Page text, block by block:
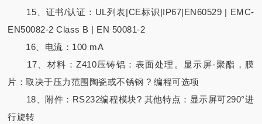
15、证书/认证：UL列表|CE标识|IP67|EN60529 | EMC-
EN50082-2 Class B | EN 50081-2
16、电流：100 mA
17、材料：Z410压铸铝：表面处理。显示屏-聚酯，膜
片：取决于压力范围陶瓷或不锈钢 ? 编程可选项
18、附件：RS232编程模块? 其他特点：显示屏可290°进
行旋转